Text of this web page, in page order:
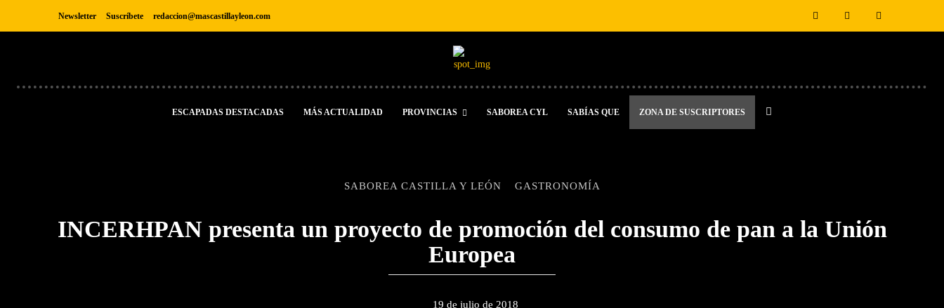
Newsletter Suscríbete redaccion@mascastillayleon.com
ESCAPADAS DESTACADAS MÁS ACTUALIDAD PROVINCIAS SABOREA CYL SABÍAS QUE ZONA DE SUSCRIPTORES
SABOREA CASTILLA Y LEÓN GASTRONOMÍA
INCERHPAN presenta un proyecto de promoción del consumo de pan a la Unión
Europea
19 de julio de 2018